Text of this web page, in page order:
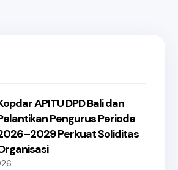
APITU DPD Bali dan
Pengurus Periode
Perkuat Soliditas